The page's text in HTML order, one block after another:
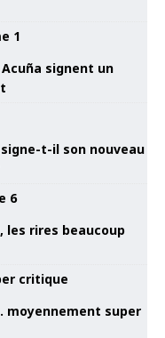
signent un
t-il son nouveau
les rires beaucoup
moyennement super